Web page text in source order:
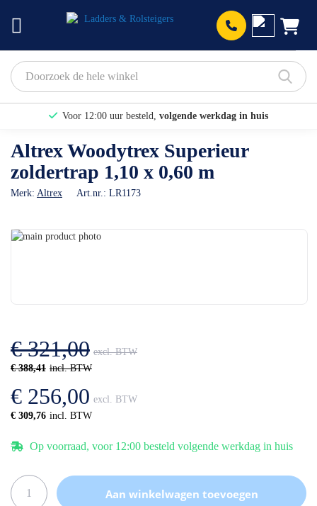
Voor 12:00 uur besteld, volgende werkdag in huis
Bekijk hier onze Actiepagina
Binnen 1 dag een gratis offerte
Altrex Woodytrex Superieur
zoldertrap 1,10 x 0,60 m
Merk: Altrex Art.nr.: LR1173
Ga
gallerij
€ 388,41
€ 321,00
€ 309,76
€ 256,00
Op voorraad, voor 12:00 besteld volgende werkdag in huis
Aan winkelwagen toevoegen